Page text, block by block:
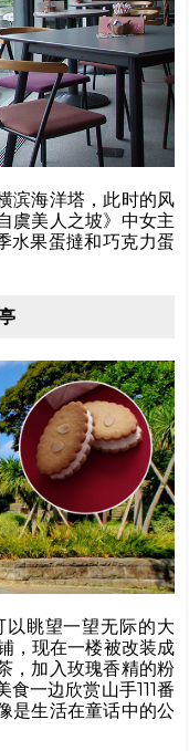
滨海洋塔，此时的风
虞美人之坡》中女主
水果蛋撻和巧克力蛋
眺望一望无际的大
，现在一楼被改装成
，加入玫瑰香精的粉
一边欣赏山手111番
是生活在童话中的公